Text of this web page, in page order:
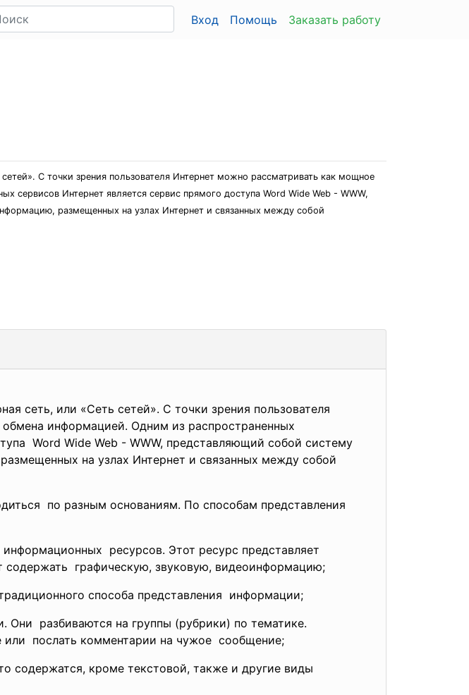
Вход Помощь Заказать работу
С точки зрения пользователя Интернет можно рассматривать как мощное
сервисов Интернет является сервис прямого доступа Word Wide Web - WWW,
размещенных на узлах Интернет и связанных между собой
сеть, или «Сеть сетей». С точки зрения пользователя
информацией. Одним из распространенных
Word Wide Web - WWW, представляющий собой систему
на узлах Интернет и связанных между собой
по разным основаниям. По способам представления
информационных ресурсов. Этот ресурс представляет
содержать графическую, звуковую, видеоинформацию;
способа представления информации;
разбиваются на группы (рубрики) по тематике.
или послать комментарии на чужое сообщение;
содержатся, кроме текстовой, также и другие виды